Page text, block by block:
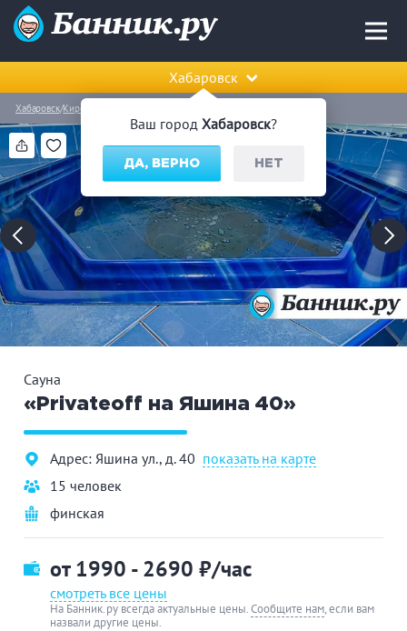
Ваш город Хабаровск?
ДА, ВЕРНО НЕТ
Хабаровск
Хабаровск Кировский район
Сауна
«Privateoff на Яшина 40»
Адрес: Яшина ул., д. 40 показать на карте
15 человек
финская
от 1990 - 2690 ₽/час
смотреть все цены
На Банник.ру всегда актуальные цены.Сообщите нам, если вам
назвали другие цены.